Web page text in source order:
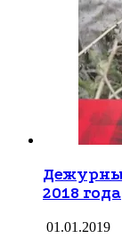
2018 года
01.01.2019